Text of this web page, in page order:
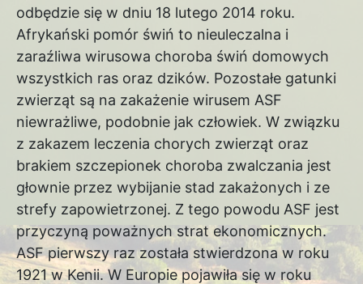
odbędzie się w dniu 18 lutego 2014 roku.
Afrykański pomór świń to nieuleczalna i
zaraźliwa wirusowa choroba świń domowych
wszystkich ras oraz dzików. Pozostałe gatunki
zwierząt są na zakażenie wirusem ASF
niewrażliwe, podobnie jak człowiek. W związku
z zakazem leczenia chorych zwierząt oraz
brakiem szczepionek choroba zwalczania jest
głownie przez wybijanie stad zakażonych i ze
strefy zapowietrzonej. Z tego powodu ASF jest
przyczyną poważnych strat ekonomicznych.
ASF pierwszy raz została stwierdzona w roku
1921 w Kenii. W Europie pojawiła się w roku